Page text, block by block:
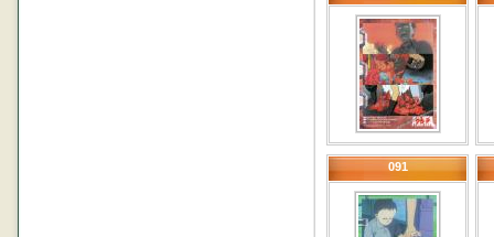
091